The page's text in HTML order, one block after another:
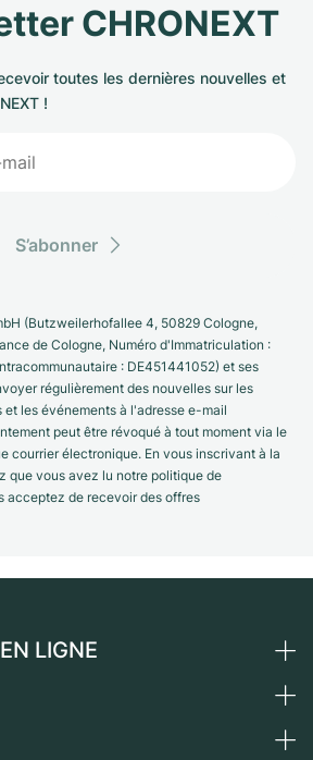
CHRONEXT
toutes les dernières nouvelles et
!
S’abonner
(Butzweilerhofallee 4, 50829 Cologne,
de Cologne, Numéro d'Immatriculation :
: DE451441052) et ses
régulièrement des nouvelles sur les
et les événements à l'adresse e-mail
peut être révoqué à tout moment via le
courrier électronique. En vous inscrivant à la
que vous avez lu notre politique de
acceptez de recevoir des offres
LIGNE